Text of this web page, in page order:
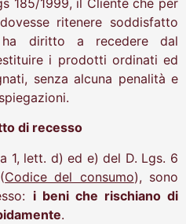
ritenere soddisfatto
ha diritto a recedere dal
i prodotti ordinati ed
senza alcuna penalità e
di recesso
1, lett. d) ed e) del D. Lgs. 6
Codice del consumo), sono
i beni che rischiano di
.